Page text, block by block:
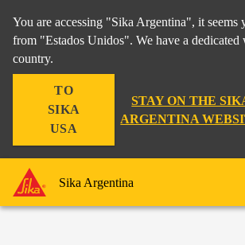
You are accessing "Sika Argentina", it seems
from "Estados Unidos". We have a dedicated
country.
TO
SIKA
USA
STAY ON THE
ARGENTINA
Sika Argentina